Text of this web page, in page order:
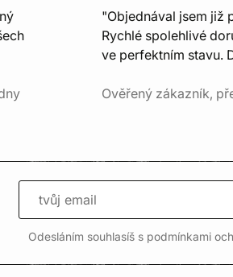
"Objednával jsem již
Rychlé spolehlivé
ve perfektním stavu.
Ověřený zákazník,
Odesláním souhlasíš s podmínkami